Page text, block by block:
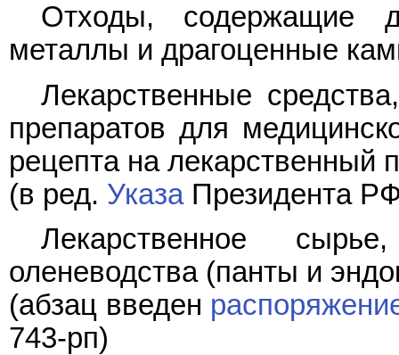
Отходы, содержащие
металлы и драгоценные
Лекарственные
препаратов для
рецепта на лекарственный
(в ред. УказаПрезидента
Лекарственное
оленеводства (панты и
(абзац введен
743-рп)